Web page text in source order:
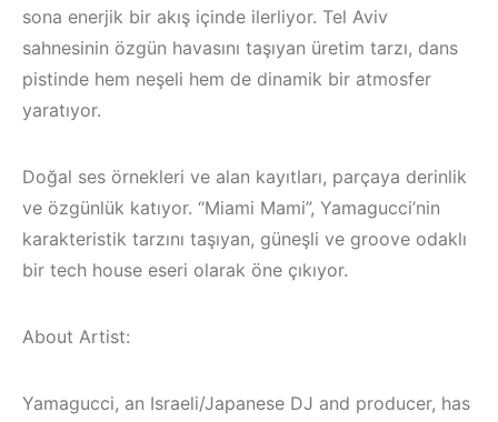
/
Müzik
Techno,
HEMEN İNCELE
Bodrum / Çeşme
Alaçatı / Akyaka /
Mekanları ve
Etkinlikleri 2023
(Downtempo,
House, Techno)
sona enerjik bir akış içinde ilerliyor. Tel Aviv
sahnesinin özgün havasını taşıyan üretim tarzı, dans
pistinde hem neşeli hem de dinamik bir atmosfer
yaratıyor.
Doğal ses örnekleri ve alan kayıtları, parçaya derinlik
ve özgünlük katıyor. “Miami Mami”, Yamagucci’nin
karakteristik tarzını taşıyan, güneşli ve groove odaklı
bir tech house eseri olarak öne çıkıyor.
About Artist:
Yamagucci, an Israeli/Japanese DJ and producer, has